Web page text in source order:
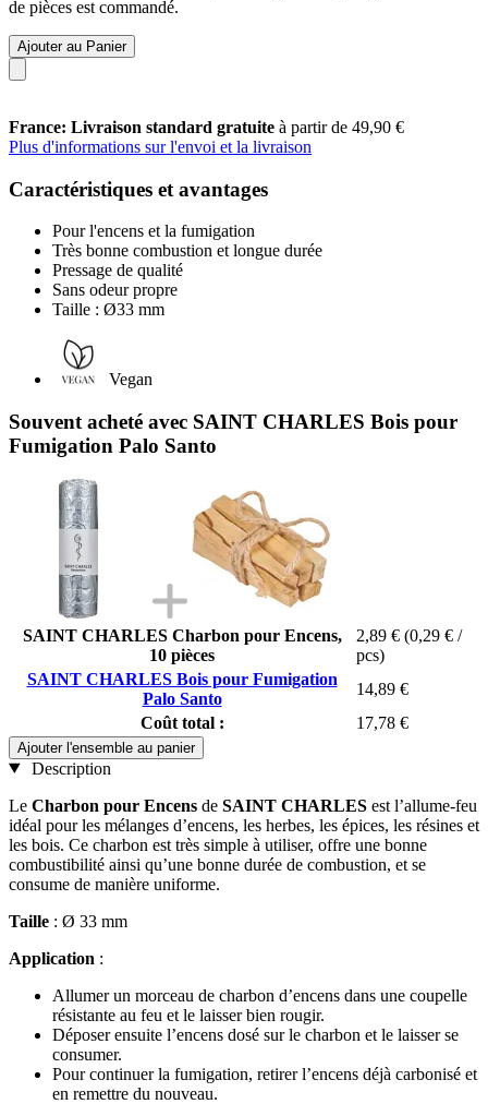
de pièces est commandé.
Ajouter au Panier
France: Livraison standard gratuite à partir de 49,90 €
Plus d'informations sur l'envoi et la livraison
Caractéristiques et avantages
Pour l'encens et la fumigation
Très bonne combustion et longue durée
Pressage de qualité
Sans odeur propre
Taille : Ø33 mm
Vegan
Souvent acheté avec SAINT CHARLES Bois pour
Fumigation Palo Santo
SAINT CHARLES Charbon pour Encens,
10 pièces
2,89 € (0,29 € /
pcs)
SAINT CHARLES Bois pour Fumigation
Palo Santo
14,89 €
Coût total :
17,78 €
Ajouter l'ensemble au panier
Description
Le Charbon pour Encens de SAINT CHARLES est l’allume-feu
idéal pour les mélanges d’encens, les herbes, les épices, les résines et
les bois. Ce charbon est très simple à utiliser, offre une bonne
combustibilité ainsi qu’une bonne durée de combustion, et se
consume de manière uniforme.
Taille : Ø 33 mm
Application :
Allumer un morceau de charbon d’encens dans une coupelle
résistante au feu et le laisser bien rougir.
Déposer ensuite l’encens dosé sur le charbon et le laisser se
consumer.
Pour continuer la fumigation, retirer l’encens déjà carbonisé et
en remettre du nouveau.